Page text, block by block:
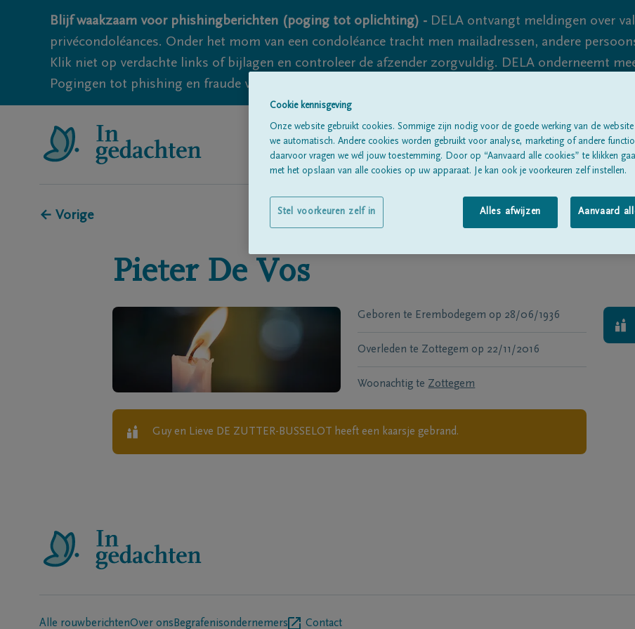
Blijf waakzaam voor phishingberichten (poging tot oplichting) - DELA ontvangt meldingen over
privécondoléances. Onder het mom van een condoléance tracht men mailadressen, andere
Klik niet op verdachte links of bijlagen en controleer de afzender zorgvuldig. DELA onderneemt
Pogingen tot phishing en fraude vallen echter nooit volledig uit te sluiten, dus blijf waakzaam.
Alle rouwberichten Over ons
← Vorige
Pieter De Vos
Geboren te Erembodegem op 28/06/1936
Overleden te Zottegem op 22/11/2016
Woonachtig te Zottegem
Guy en Lieve DE ZUTTER-BUSSELOT heeft een kaarsje gebrand.
Alle rouwberichtenOver ons Begrafenisondernemers Contact
Cookie kennisgeving
Onze website gebruikt cookies. Sommige zijn nodig voor de goede werking van de
we automatisch. Andere cookies worden gebruikt voor analyse, marketing of andere
daarvoor vragen we wél jouw toestemming. Door op “Aanvaard alle cookies” te klikken
met het opslaan van alle cookies op uw apparaat. Je kan ook je voorkeuren zelf instellen.
Alles afwijzen Aanvaard
Stel voorkeuren zelf in